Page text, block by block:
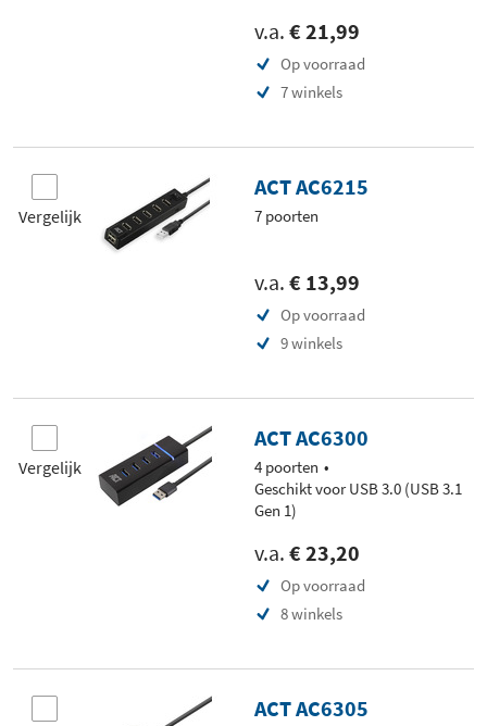
v.a. € 21,99
Op voorraad
7 winkels
Vergelijk
ACT AC6215
7 poorten
v.a. € 13,99
Op voorraad
9 winkels
Vergelijk
ACT AC6300
4 poorten
Geschikt voor USB 3.0 (USB 3.1
Gen 1)
v.a. € 23,20
Op voorraad
8 winkels
ACT AC6305